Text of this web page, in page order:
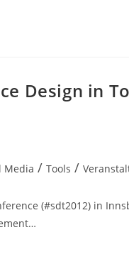
Design in
Media / Tools /
(#sdt2012) in